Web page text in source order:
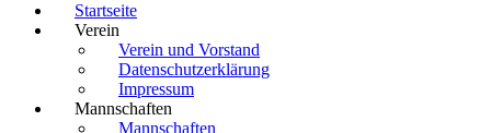
Startseite
Verein
Verein und Vorstand
Datenschutzerklärung
Impressum
Mannschaften
Mannschaften